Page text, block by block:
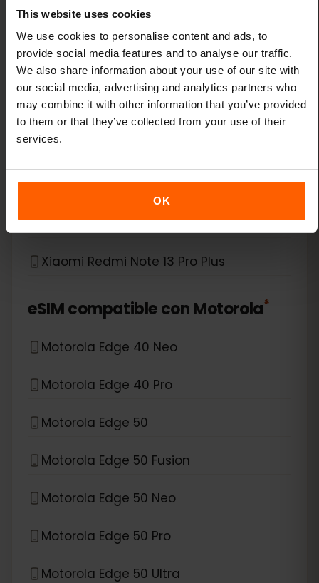
This website uses cookies
We use cookies to personalise content and ads, to
provide social media features and to analyse our traffic.
We also share information about your use of our site with
our social media, advertising and analytics partners who
may combine it with other information that you’ve provided
to them or that they’ve collected from your use of their
services.
OK
Xiaomi 14 Pro
Xiaomi 14T
Xiaomi 14T Pro
Xiaomi 15
Xiaomi Redmi Note 11 Pro 5G
Xiaomi Redmi Note 13 Pro
Xiaomi Redmi Note 13 Pro Plus
eSIM compatible conMotorola*
Motorola Edge 40 Neo
Motorola Edge 40 Pro
Motorola Edge 50
Motorola Edge 50 Fusion
Motorola Edge 50 Neo
Motorola Edge 50 Pro
Motorola Edge 50 Ultra